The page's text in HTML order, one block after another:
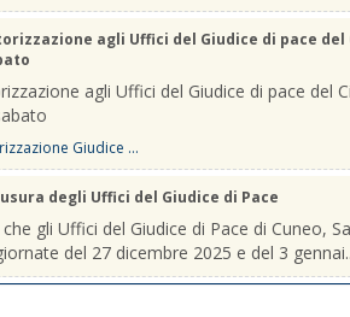
agli Uffici del Giudice di pace
agli Uffici del Giudice di pace del
Giudice ...
degli Uffici del Giudice di Pace
gli Uffici del Giudice di Pace di Cuneo,
del 27 dicembre 2025 e del 3